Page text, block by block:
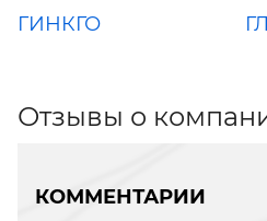
ГИНКГО
Отзывы о
КОММЕНТАРИИ